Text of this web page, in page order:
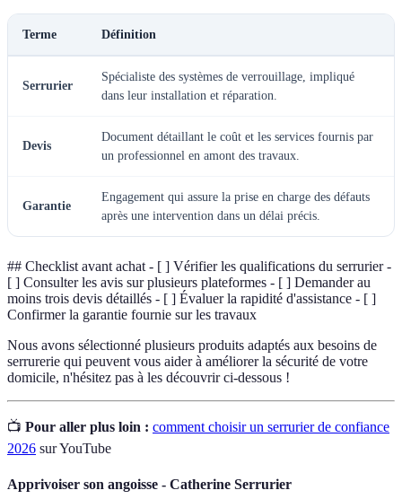
Terme Définition
Serrurier
Spécialiste des systèmes de verrouillage, impliqué
dans leur installation et réparation.
Devis
Document détaillant le coût et les services fournis par
un professionnel en amont des travaux.
Garantie
Engagement qui assure la prise en charge des défauts
après une intervention dans un délai précis.
## Checklist avant achat - [ ] Vérifier les qualifications du serrurier -
[ ] Consulter les avis sur plusieurs plateformes - [ ] Demander au
moins trois devis détaillés - [ ] Évaluer la rapidité d'assistance - [ ]
Confirmer la garantie fournie sur les travaux
Nous avons sélectionné plusieurs produits adaptés aux besoins de
serrurerie qui peuvent vous aider à améliorer la sécurité de votre
domicile, n'hésitez pas à les découvrir ci-dessous !
📺 Pour aller plus loin : comment choisir un serrurier de confiance
2026 sur YouTube
Apprivoiser son angoisse - Catherine Serrurier